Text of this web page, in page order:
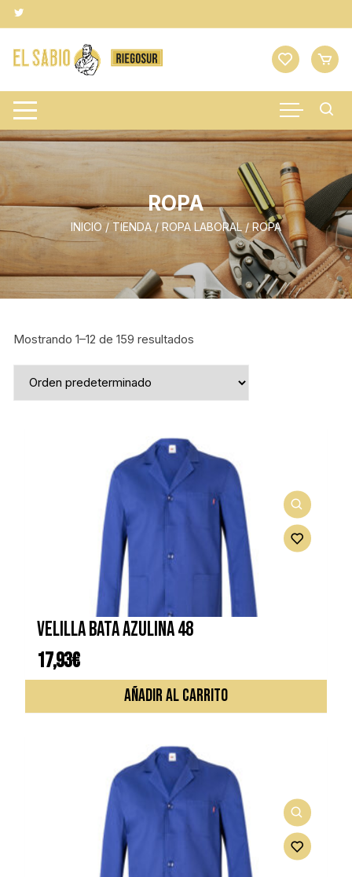
Saltar
al
contenido
ROPA
INICIO/ TIENDA/ROPA LABORAL/ ROPA
Mostrando 1–12 de 159 resultados
VELILLA BATA AZULINA 48
17,93€
AÑADIR AL CARRITO